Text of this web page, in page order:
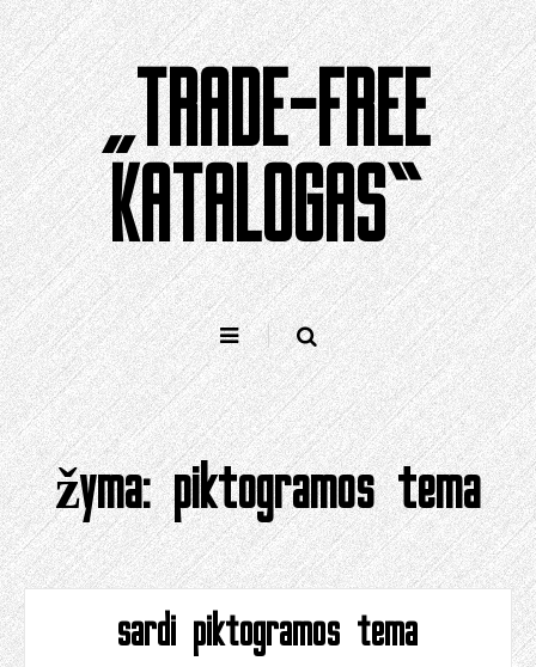
Pereiti
prie
turinio
„TRADE-FREE
KATALOGAS“
žyma:piktogramos tema
sardi piktogramos tema